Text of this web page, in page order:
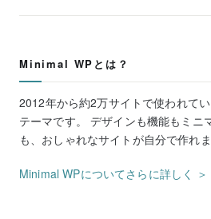
Minimal WPとは？
2012年から約2万サイトで使われて
テーマです。 デザインも機能もミニ
も、おしゃれなサイトが自分で作れま
Minimal WPについてさらに詳しく ＞